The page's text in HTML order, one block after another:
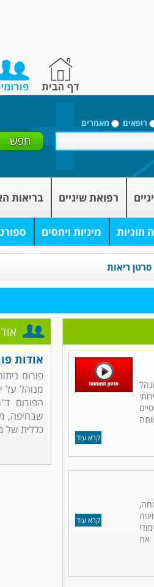
רופאים מאמרים
רפואת שיניים בריאות
מיניות ויחסים
סרטן ריאות
אודות
פורום
מנוהל על
הפורום
שבחיפה,
כללית של
קרא עוד
קרא עוד
את